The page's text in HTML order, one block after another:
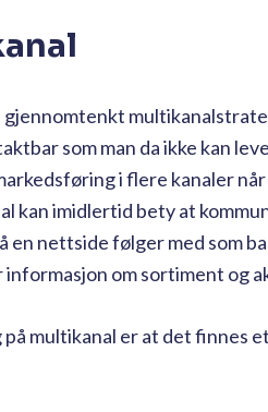
som man da ikke kan
i flere kanaler
kan imidlertid bety at
nettside følger med som
informasjon om sortiment og
på multikanal er at det finnes